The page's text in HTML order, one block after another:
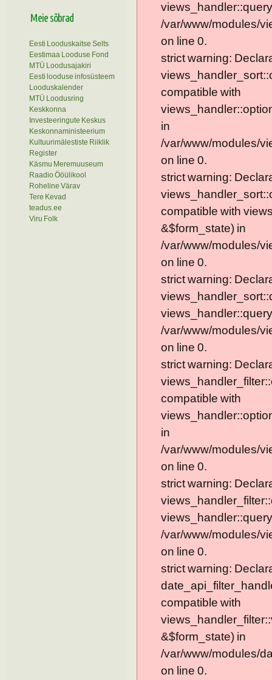
Meie sõbrad
Eesti Looduskaitse Selts
Eestimaa Looduse Fond
MTÜ Loodusajakiri
Eesti looduse infosüsteem
Looduskalender
MTÜ Loodusring
Keskkonna
Investeeringute Keskus
Keskonnaministeerium
Kultuurimälestiste Riiklik
Register
Käsmu Meremuuseum
Raadio Ööülikool
Roheline Värav
Tere Kevad
teadus.ee
Viru Folk
/var/www/modules/
on line 0.
strict warning:
compatible with
in
/var/www/modules/
on line 0.
strict warning:
compatible with
&$form_state) in
/var/www/modules/
on line 0.
strict warning:
/var/www/modules/
on line 0.
strict warning:
compatible with
in
/var/www/modules/
on line 0.
strict warning:
/var/www/modules/
on line 0.
strict warning:
compatible with
&$form_state) in
/var/www/modules/
on line 0.